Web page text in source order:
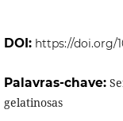
DOI: https://doi.org/
Palavras-chave:
gelatinosas